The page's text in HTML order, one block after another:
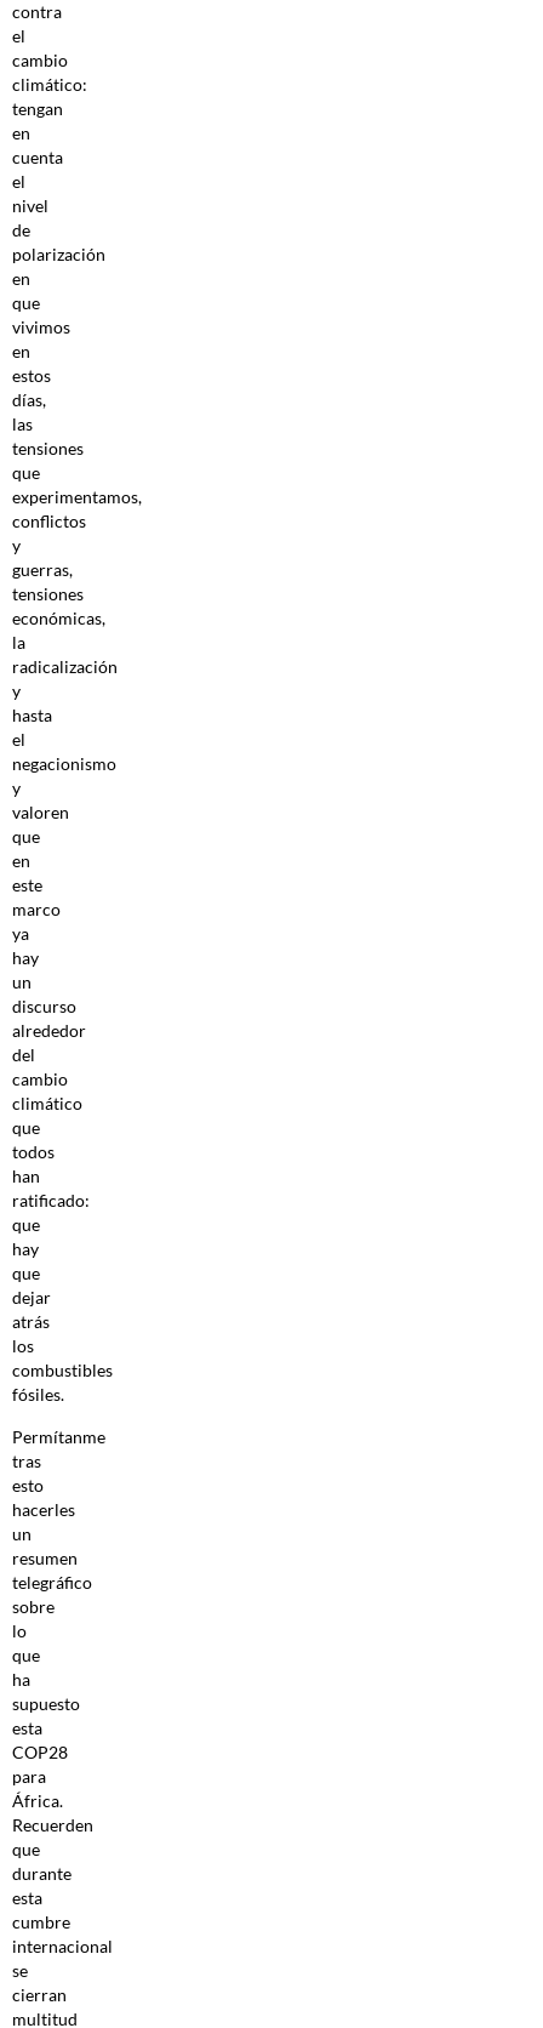
contra
el
cambio
climático:
tengan
en
cuenta
el
nivel
de
polarización
en
que
vivimos
en
estos
días,
las
tensiones
que
experimentamos,
conflictos
y
guerras,
tensiones
económicas,
la
radicalización
y
hasta
el
negacionismo
y
valoren
que
en
este
marco
ya
hay
un
discurso
alrededor
del
cambio
climático
que
todos
han
ratificado:
que
hay
que
dejar
atrás
los
combustibles
fósiles.
Permítanme
tras
esto
hacerles
un
resumen
telegráfico
sobre
lo
que
ha
supuesto
esta
COP28
para
África.
Recuerden
que
durante
esta
cumbre
internacional
se
cierran
multitud